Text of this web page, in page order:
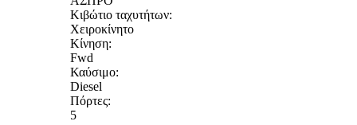
Κιβώτιο ταχυτήτων:
Χειροκίνητο
Κίνηση:
Fwd
Καύσιμο:
Diesel
Πόρτες:
5